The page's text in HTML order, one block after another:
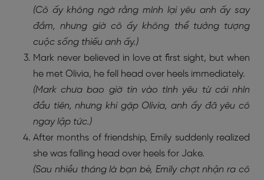
(Cô ấy không ngờ rằng mình lại yêu anh ấy say
đắm, nhưng giờ cô ấy không thể tưởng tượng
cuộc sống thiếu anh ấy.)
Mark never believed in love at first sight, but when
he met Olivia, he fell head over heels immediately.
(Mark chưa bao giờ tin vào tình yêu từ cái nhìn
đầu tiên, nhưng khi gặp Olivia, anh ấy đã yêu cô
ngay lập tức.)
After months of friendship, Emily suddenly realized
she was falling head over heels for Jake.
(Sau nhiều tháng là bạn bè, Emily chợt nhận ra cô